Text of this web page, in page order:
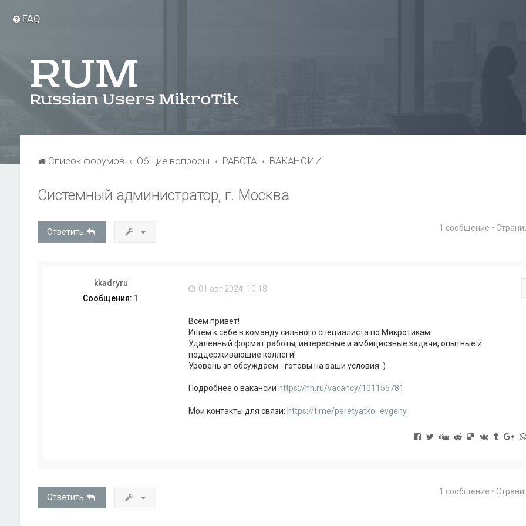
FAQ
Список форумов Общие вопросы РАБОТА ВАКАНСИИ
Системный администратор, г. Москва
Ответить 1 сообщение •
kkadryru
Сообщения: 1
01 авг 2024, 10:18
Всем привет!
Ищем к себе в команду сильного специалиста по Микротикам
Удаленный формат работы, интересные и амбициозные задачи, опытные и
поддерживающие коллеги!
Уровень зп обсуждаем - готовы на ваши условия :)
Подробнее о вакансии https://hh.ru/vacancy/101155781
Мои контакты для связи: https://t.me/peretyatko_evgeny
Ответить
1 сообщение •